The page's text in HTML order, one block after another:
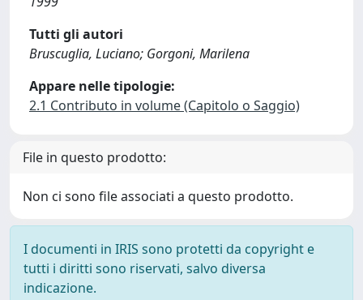
Tutti gli autori
Bruscuglia, Luciano; Gorgoni, Marilena
Appare nelle tipologie:
2.1 Contributo in volume (Capitolo o Saggio)
File in questo prodotto:
Non ci sono file associati a questo prodotto.
I documenti in IRIS sono protetti da copyright e
tutti i diritti sono riservati, salvo diversa
indicazione.